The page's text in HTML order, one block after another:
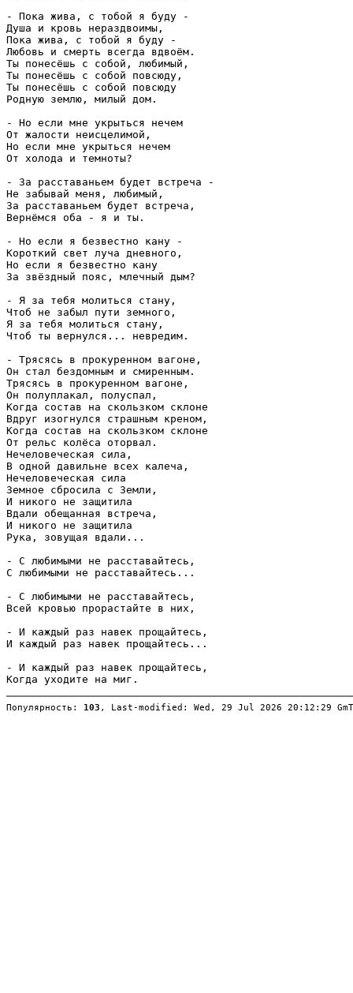
- Пока жива, с тобой я буду -
Душа и кровь нераздвоимы,
Пока жива, с тобой я буду -
Любовь и смерть всегда вдвоём.
Ты понесёшь с собой, любимый,
Ты понесёшь с собой повсюду,
Ты понесёшь с собой повсюду
Родную землю, милый дом.
- Но если мне укрыться нечем
От жалости неисцелимой,
Но если мне укрыться нечем
От холода и темноты?
- За расставаньем будет встреча -
Не забывай меня, любимый,
За расставаньем будет встреча,
Вернёмся оба - я и ты.
- Но если я безвестно кану -
Короткий свет луча дневного,
Но если я безвестно кану
За звёздный пояс, млечный дым?
- Я за тебя молиться стану,
Чтоб не забыл пути земного,
Я за тебя молиться стану,
Чтоб ты вернулся... невредим.
- Трясясь в прокуренном вагоне,
Он стал бездомным и смиренным.
Трясясь в прокуренном вагоне,
Он полуплакал, полуспал,
Когда состав на скользком склоне
Вдруг изогнулся страшным креном,
Когда состав на скользком склоне
От рельс колёса оторвал.
Нечеловеческая сила,
В одной давильне всех калеча,
Нечеловеческая сила
Земное сбросила с Земли,
И никого не защитила
Вдали обещанная встреча,
И никого не защитила
Рука, зовущая вдали...
- С любимыми не расставайтесь,
С любимыми не расставайтесь...
- С любимыми не расставайтесь,
Всей кровью прорастайте в них,
- И каждый раз навек прощайтесь,
И каждый раз навек прощайтесь...
- И каждый раз навек прощайтесь,
Популярность: 103